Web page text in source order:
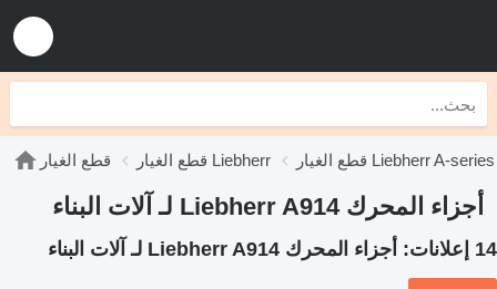
قطع الغيار قطع الغيار Liebherr قطع الغيار Liebherr A-series
أجزاء المحرك Liebherr A914 لـ آلات البناء
14 إعلانات: أجزاء المحرك Liebherr A914 لـ آلات البناء